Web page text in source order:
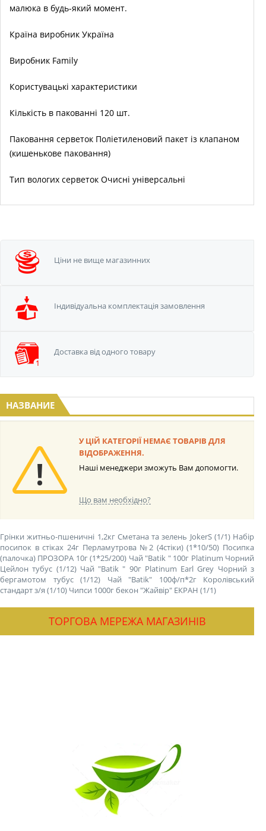
малюка в будь-який момент.
Країна виробник Україна
Виробник Family
Користувацькі характеристики
Кількість в пакованні 120 шт.
Паковання серветок Поліетиленовий пакет із клапаном
(кишенькове паковання)
Тип вологих серветок Очисні універсальні
Ціни не вище магазинних
Iндивідуальна комплектація замовлення
Доставка від одного товару
НАЗВАНИЕ
У ЦІЙ КАТЕГОРІЇ НЕМАЄ ТОВАРІВ ДЛЯ
ВІДОБРАЖЕННЯ.
Наші менеджери зможуть Вам допомогти.
Що вам необхідно?
Грінки житньо-пшеничні 1,2кг Сметана та зелень JokerS (1/1) Набір
посипок в стіках 24г Перламутрова №2 (4стіки) (1*10/50) Посипка
(палочка) ПРОЗОРА 10г (1*25/200) Чай "Batik " 100г Platinum Чорний
Цейлон тубус (1/12) Чай "Batik " 90г Platinum Earl Grey Чорний з
бергамотом тубус (1/12)
Чай "Batik" 100ф/п*2г Королівський
стандарт з/я (1/10) Чипси 1000г бекон "Жайвір" ЕКРАН (1/1)
ТОРГОВА МЕРЕЖА МАГАЗИНІВ